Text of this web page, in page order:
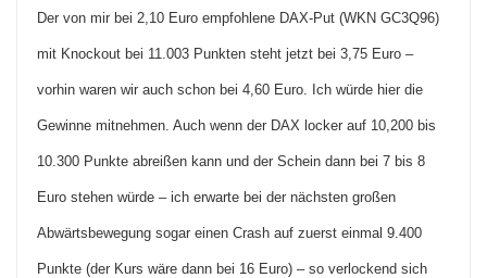
Der von mir bei 2,10 Euro empfohlene DAX-Put (WKN GC3Q96)
mit Knockout bei 11.003 Punkten steht jetzt bei 3,75 Euro –
vorhin waren wir auch schon bei 4,60 Euro. Ich würde hier die
Gewinne mitnehmen. Auch wenn der DAX locker auf 10,200 bis
10.300 Punkte abreißen kann und der Schein dann bei 7 bis 8
Euro stehen würde – ich erwarte bei der nächsten großen
Abwärtsbewegung sogar einen Crash auf zuerst einmal 9.400
Punkte (der Kurs wäre dann bei 16 Euro) – so verlockend sich